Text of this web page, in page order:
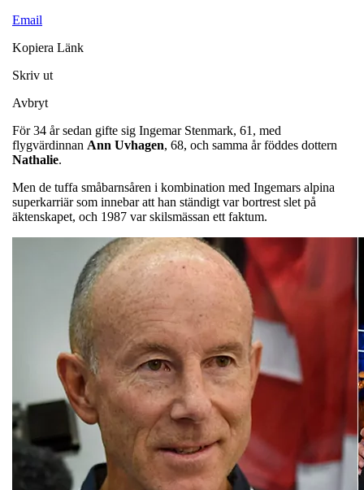
Email
Kopiera Länk
Skriv ut
Avbryt
För 34 år sedan gifte sig Ingemar Stenmark, 61, med
flygvärdinnan Ann Uvhagen, 68, och samma år föddes dottern
Nathalie.
Men de tuffa småbarnsåren i kombination med Ingemars alpina
superkarriär som innebar att han ständigt var bortrest slet på
äktenskapet, och 1987 var skilsmässan ett faktum.